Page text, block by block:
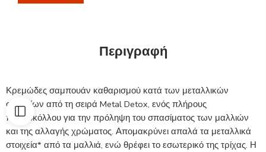
Περιγραφή
Κρεμώδες σαμπουάν καθαρισμού κατά των μεταλλικών
στοιχείων από τη σειρά Metal Detox, ενός πλήρους
πρωτοκόλλου για την πρόληψη του σπασίματος των μαλλιών
και της αλλαγής χρώματος. Απομακρύνει απαλά τα μεταλλικά
στοιχεία* από τα μαλλιά, ενώ θρέφει το εσωτερικό της τρίχας. Η